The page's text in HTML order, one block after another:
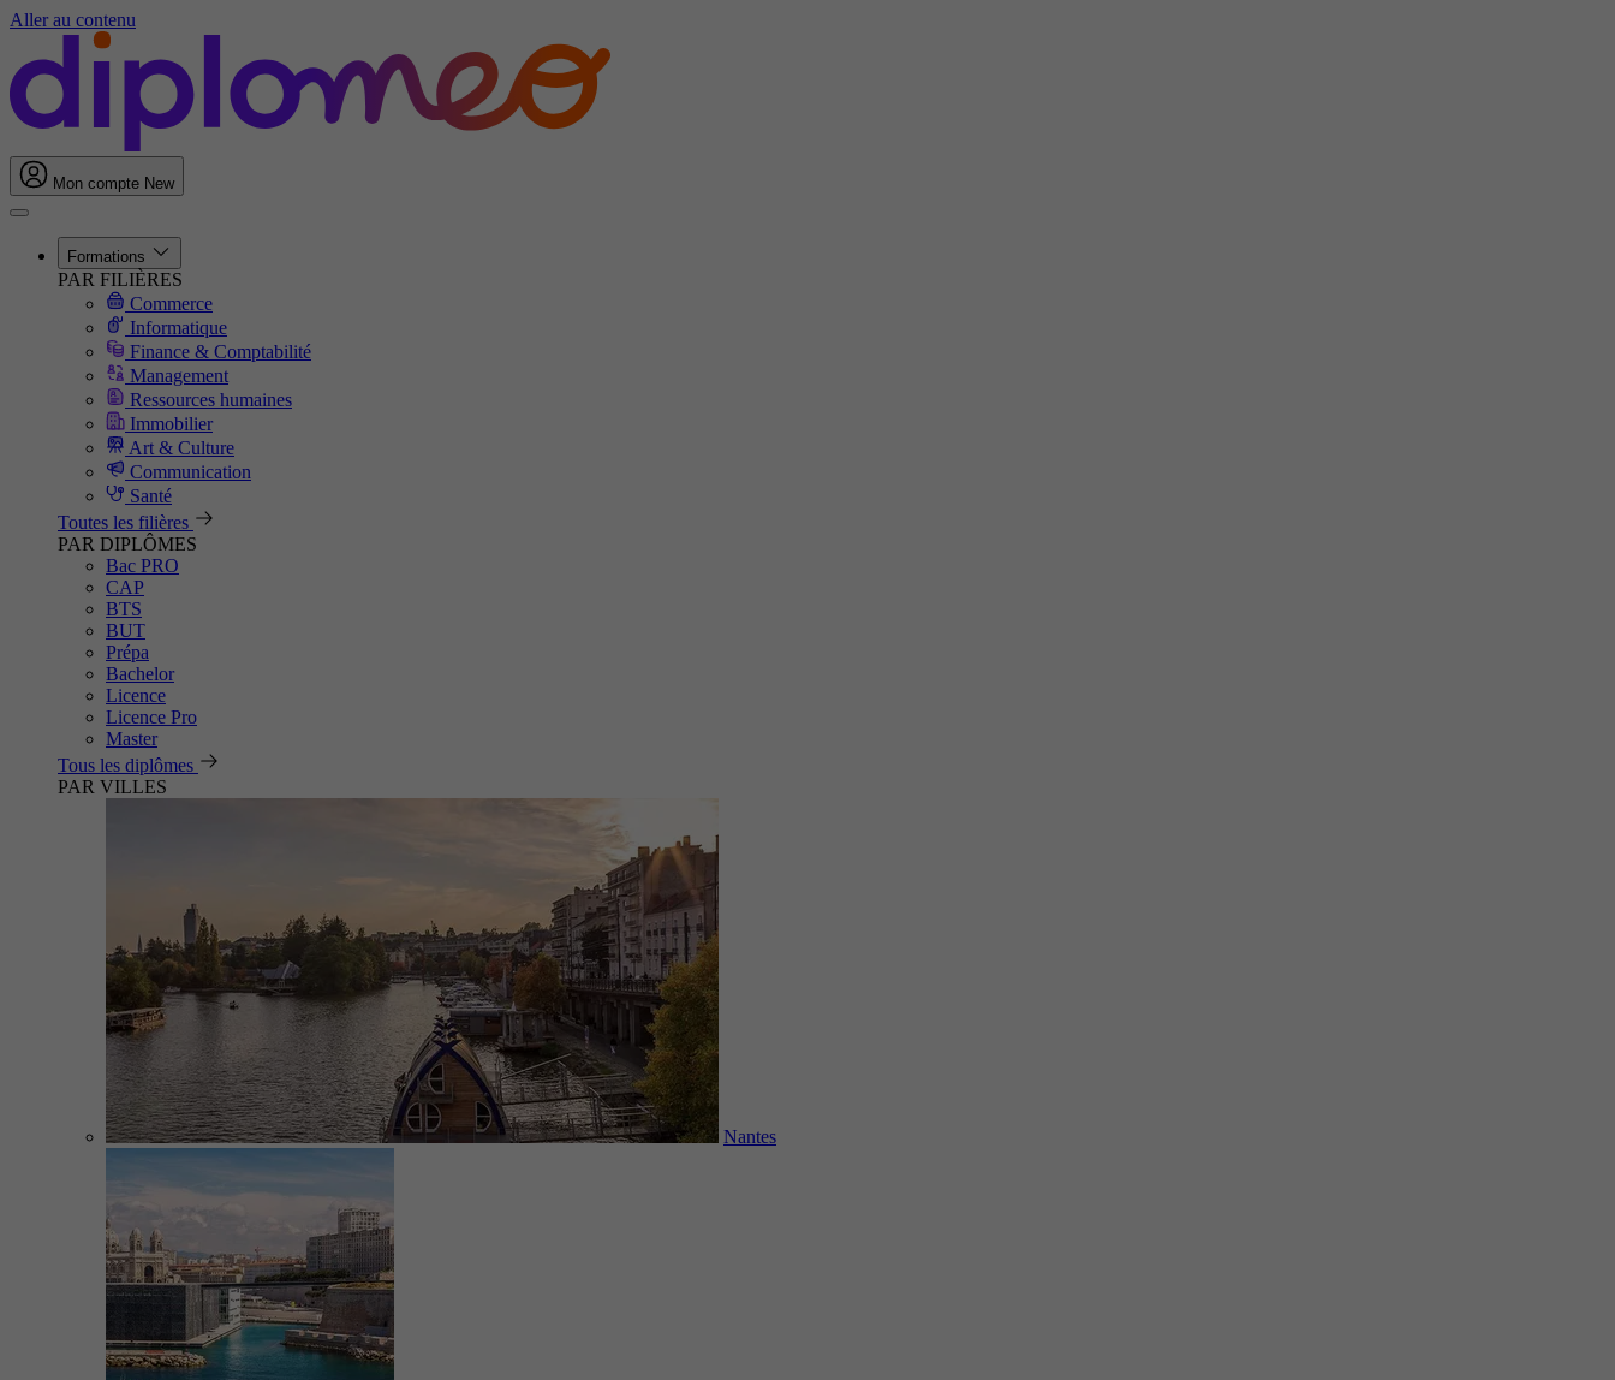
Aller au contenu
Mon compte New
Formations
PAR FILIÈRES
Commerce
Informatique
Finance & Comptabilité
Management
Ressources humaines
Immobilier
Art & Culture
Communication
Santé
Toutes les filières
PAR DIPLÔMES
Bac PRO
CAP
BTS
BUT
Prépa
Bachelor
Licence
Licence Pro
Master
Tous les diplômes
PAR VILLES
Nantes